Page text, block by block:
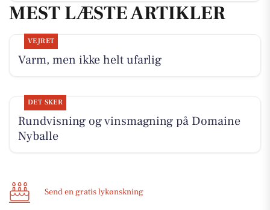
MEST LÆSTE ARTIKLER
VEJRET
Varm, men ikke helt ufarlig
DET SKER
Rundvisning og vinsmagning på Domaine
Nyballe
Send en gratis lykønskning